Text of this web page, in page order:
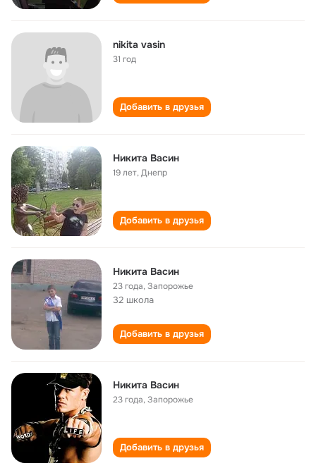
nikita vasin
31 год
Добавить в друзья
Никита Васин
19 лет,Днепр
Добавить в друзья
Никита Васин
23 года,Запорожье
32 школа
Добавить в друзья
Никита Васин
23 года,Запорожье
Добавить в друзья